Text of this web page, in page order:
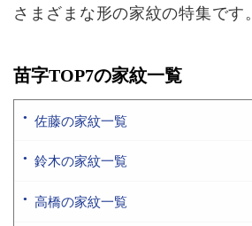
さまざまな形の家紋の特集です。
苗字TOP7の家紋一覧
佐藤の家紋一覧
鈴木の家紋一覧
高橋の家紋一覧